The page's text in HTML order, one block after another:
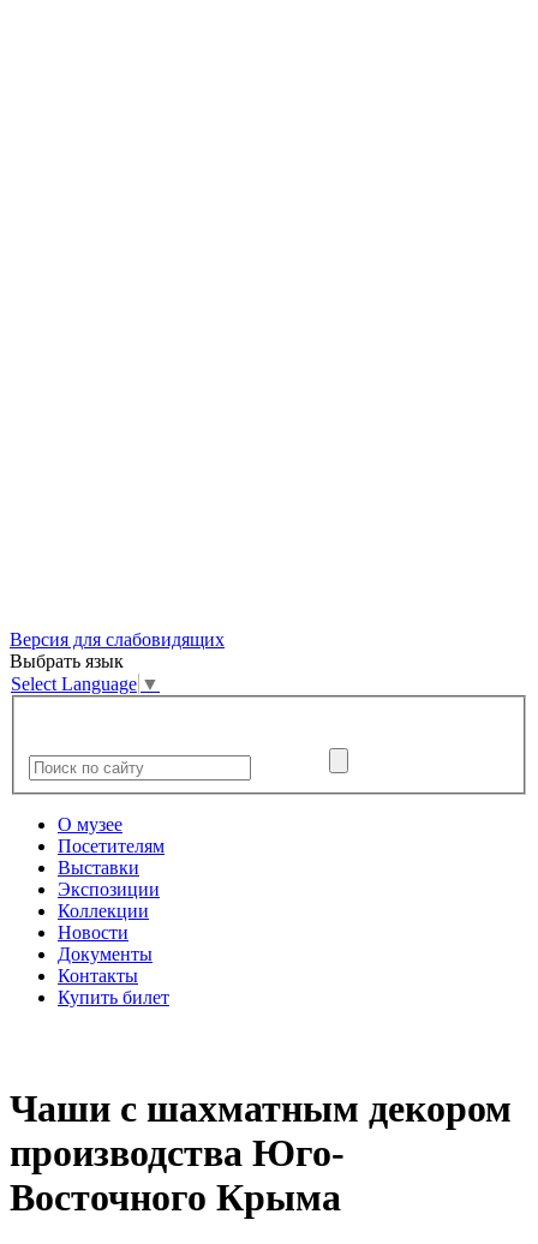
Версия для слабовидящих
Выбрать язык
Select Language ▼
О музее
Посетителям
Выставки
Экспозиции
Коллекции
Новости
Документы
Контакты
Купить билет
Чаши с шахматным декором
производства Юго-
Восточного Крыма